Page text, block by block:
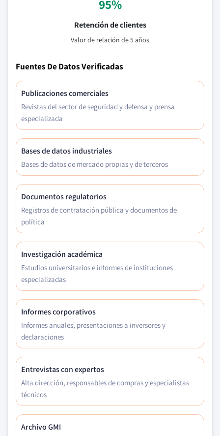
95%
Retención de clientes
Valor de relación de 5 años
Fuentes De Datos Verificadas
Publicaciones comerciales
Revistas del sector de seguridad y defensa y prensa
especializada
Bases de datos industriales
Bases de datos de mercado propias y de terceros
Documentos regulatorios
Registros de contratación pública y documentos de
política
Investigación académica
Estudios universitarios e informes de instituciones
especializadas
Informes corporativos
Informes anuales, presentaciones a inversores y
declaraciones
Entrevistas con expertos
Alta dirección, responsables de compras y especialistas
técnicos
Archivo GMI